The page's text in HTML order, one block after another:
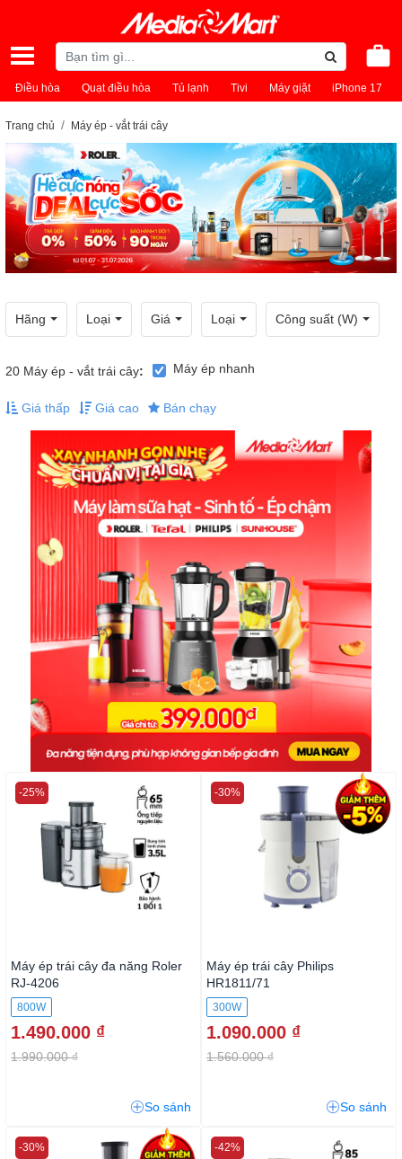
Điều hòa Quạt điều hòa Tủ lạnh Tivi Máy giặt iPhone 17
Trang chủ Máy ép - vắt trái cây
Hãng Loại Giá Loại Công suất (W)
20 Máy ép - vắt trái cây: Máy ép nhanh
Giá thấp Giá cao Bán chạy
Máy ép trái cây đa năng Roler
RJ-4206
800W
1.490.000 ₫
1.990.000 ₫
-25%
So sánh
Máy ép trái cây Philips
HR1811/71
300W
1.090.000 ₫
1.560.000 ₫
-30%
So sánh
-30% -42%